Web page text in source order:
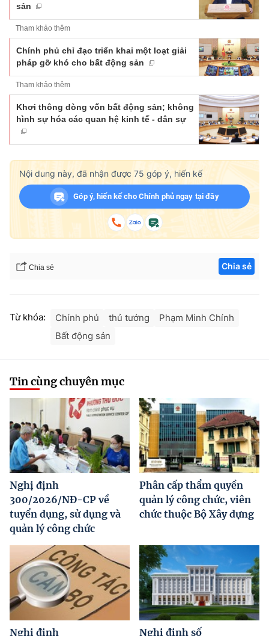
sản
Tham khảo thêm
Chính phủ chỉ đạo triển khai một loạt giải
pháp gỡ khó cho bất động sản
Tham khảo thêm
Khơi thông dòng vốn bất động sản; không
hình sự hóa các quan hệ kinh tế - dân sự
Nội dung này, đã nhận được 75 góp ý, hiến kế
Góp ý, hiến kế cho Chính phủ ngay tại đây
Chia sẻ Chia sẻ
Từ khóa: Chính phủ thủ tướng
Phạm Minh Chính
Bất động sản
Tin cùng chuyên mục
Nghị định
300/2026/NĐ-CP về
tuyển dụng, sử dụng và
quản lý công chức
Phân cấp thẩm quyền
quản lý công chức, viên
chức thuộc Bộ Xây dựng
Nghị định Nghị định số